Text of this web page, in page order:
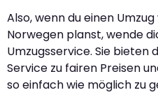
Also, wenn du einen
Norwegen planst, wende
Umzugsservice. Sie bieten
Service zu fairen Preisen
so einfach wie möglich zu